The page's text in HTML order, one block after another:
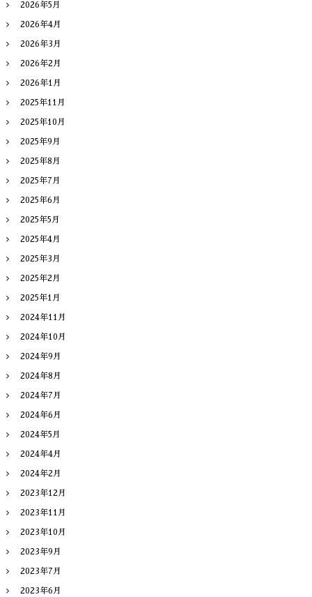
2026年5月
2026年4月
2026年3月
2026年2月
2026年1月
2025年11月
2025年10月
2025年9月
2025年8月
2025年7月
2025年6月
2025年5月
2025年4月
2025年3月
2025年2月
2025年1月
2024年11月
2024年10月
2024年9月
2024年8月
2024年7月
2024年6月
2024年5月
2024年4月
2024年2月
2023年12月
2023年11月
2023年10月
2023年9月
2023年7月
2023年6月